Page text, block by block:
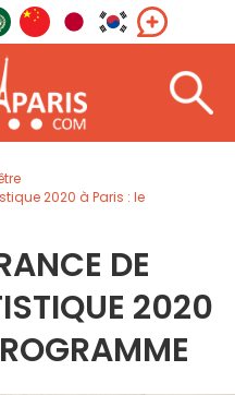
2020 à Paris : le
DE
2020